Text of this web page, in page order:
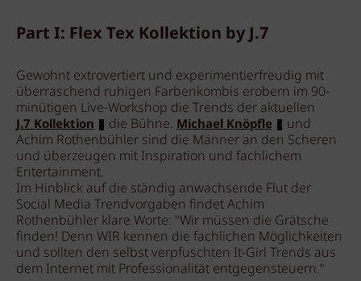
Part I: Flex Tex Kollektion by J.7
Gewohnt extrovertiert und experimentierfreudig mit
überraschend ruhigen Farbenkombis erobern im 90-
minütigen Live-Workshop die Trends der aktuellen
J.7 Kollektion die Bühne. Michael Knöpfle
und
Achim Rothenbühler sind die Männer an den Scheren
und überzeugen mit Inspiration und fachlichem
Entertainment.
Im Hinblick auf die ständig anwachsende Flut der
Social Media Trendvorgaben findet Achim
Rothenbühler klare Worte: "Wir müssen die Grätsche
finden! Denn WIR kennen die fachlichen Möglichkeiten
und sollten den selbst verpfuschten It-Girl Trends aus
dem Internet mit Professionalität entgegensteuern."